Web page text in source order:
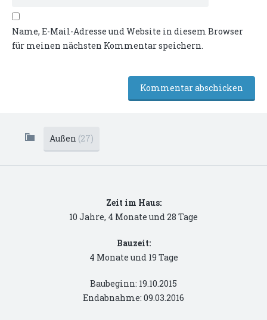
Name, E-Mail-Adresse und Website in diesem Browser
für meinen nächsten Kommentar speichern.
Außen (27)
Zeit im Haus:
10 Jahre, 4 Monate und 28 Tage
Bauzeit:
4 Monate und 19 Tage
Baubeginn: 19.10.2015
Endabnahme: 09.03.2016